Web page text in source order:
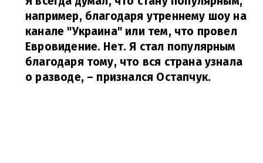
например, благодаря утреннему шоу на
канале "Украина" или тем, что провел
Евровидение. Нет. Я стал популярным
благодаря тому, что вся страна узнала
о разводе, – признался Остапчук.